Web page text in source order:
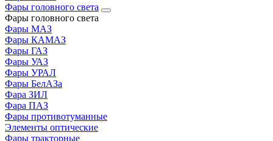
Фары головного света
Фары головного света
Фары МАЗ
Фары КАМАЗ
Фары ГАЗ
Фары УАЗ
Фары УРАЛ
Фары БелАЗа
Фара ЗИЛ
Фара ПАЗ
Фары противотуманные
Элементы оптические
Фары тракторные